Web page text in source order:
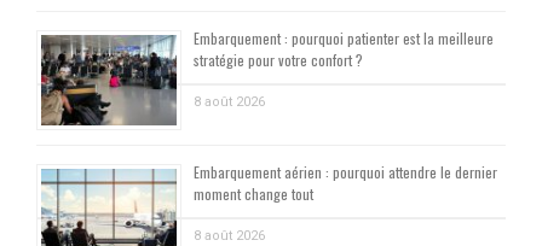
Embarquement : pourquoi patienter est la meilleure
stratégie pour votre confort ?
8 août 2026
Embarquement aérien : pourquoi attendre le dernier
moment change tout
8 août 2026